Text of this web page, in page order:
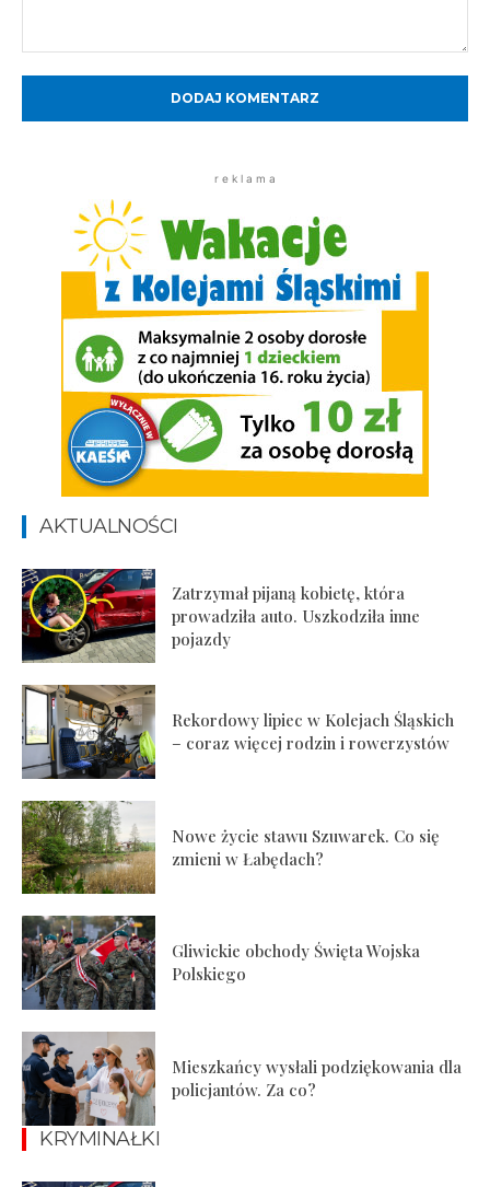
r e k l a m a
AKTUALNOŚCI
Zatrzymał pijaną kobietę, która
prowadziła auto. Uszkodziła inne
pojazdy
Rekordowy lipiec w Kolejach Śląskich
– coraz więcej rodzin i rowerzystów
Nowe życie stawu Szuwarek. Co się
zmieni w Łabędach?
Gliwickie obchody Święta Wojska
Polskiego
Mieszkańcy wysłali podziękowania dla
policjantów. Za co?
KRYMINAŁKI